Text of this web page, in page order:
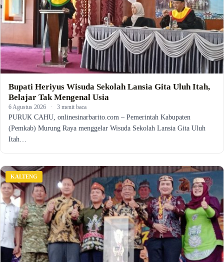
Bupati Heriyus Wisuda Sekolah Lansia Gita Uluh Itah,
Belajar Tak Mengenal Usia
6 Agustus 2026 · 3 menit baca
PURUK CAHU, onlinesinarbarito.com – Pemerintah Kabupaten
(Pemkab) Murung Raya menggelar Wisuda Sekolah Lansia Gita Uluh
Itah…
KALTENG